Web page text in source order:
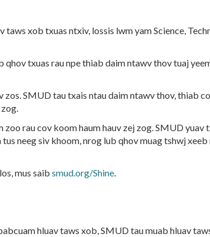
xob txuas ntxiv, lossis lwm yam Science,
txuas rau npe thiab daim ntawv thov tuaj
SMUD tau txais ntau daim ntawv thov, thiab
rau cov koom haum hauv zej zog. SMUD yuav
neeg siv khoom, nrog lub qhov muag tshwj
mus saib smud.org/Shine.
hluav taws xob, SMUD tau muab hluav